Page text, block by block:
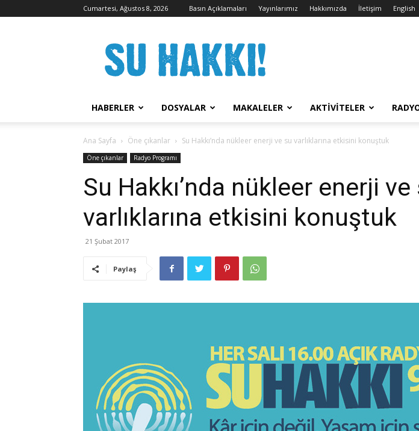
Cumartesi, Ağustos 8, 2026 Basın Açıklamaları Yayınlarımız Hakkımızda İletişim English
Hakkı
Kampanyası
HABERLER DOSYALAR MAKALELER AKTIVITELER
Ana Sayfa Öne çıkanlar Su Hakkı’nda nükleer enerji ve su varlıklarına etkisini konuştuk
Öne çıkanlar Radyo Programı
Su Hakkı’nda nükleer enerji ve
varlıklarına etkisini konuştuk
21 Şubat 2017
Paylaş